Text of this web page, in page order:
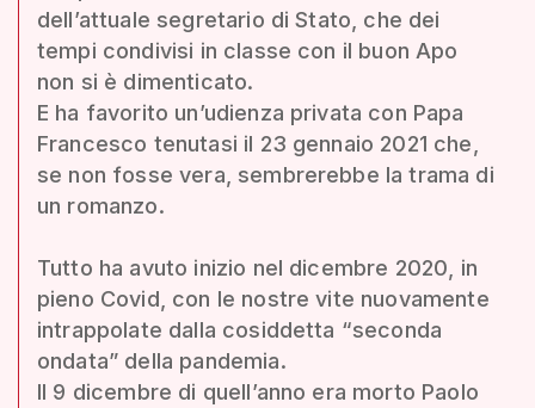
dell’attuale segretario di Stato, che dei
tempi condivisi in classe con il buon Apo
non si è dimenticato.
E ha favorito un’udienza privata con Papa
Francesco tenutasi il 23 gennaio 2021 che,
se non fosse vera, sembrerebbe la trama di
un romanzo.
Tutto ha avuto inizio nel dicembre 2020, in
pieno Covid, con le nostre vite nuovamente
intrappolate dalla cosiddetta “seconda
ondata” della pandemia.
Il 9 dicembre di quell’anno era morto Paolo